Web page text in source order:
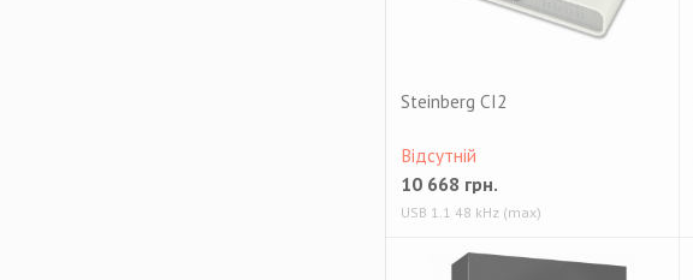
Steinberg CI2
Відсутній
10 668 грн.
USB 1.1 48 kHz (max)